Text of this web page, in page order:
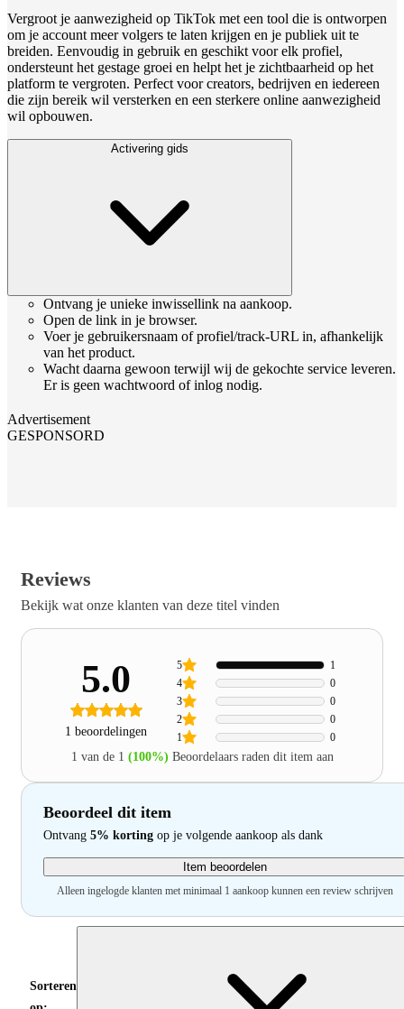
Vergroot je aanwezigheid op TikTok met een tool die is ontworpen
om je account meer volgers te laten krijgen en je publiek uit te
breiden. Eenvoudig in gebruik en geschikt voor elk profiel,
ondersteunt het gestage groei en helpt het je zichtbaarheid op het
platform te vergroten. Perfect voor creators, bedrijven en iedereen
die zijn bereik wil versterken en een sterkere online aanwezigheid
wil opbouwen.
Activering gids
Ontvang je unieke inwissellink na aankoop.
Open de link in je browser.
Voer je gebruikersnaam of profiel/track-URL in, afhankelijk
van het product.
Wacht daarna gewoon terwijl wij de gekochte service leveren.
Er is geen wachtwoord of inlog nodig.
Advertisement
GESPONSORD
Reviews
Bekijk wat onze klanten van deze titel vinden
5.0
1 beoordelingen 1 0
2 0
3 0
4 0
5 1
1 van de 1 (100%) Beoordelaars raden dit item aan
Beoordeel dit item
Ontvang 5% korting op je volgende aankoop als dank
Item beoordelen
Alleen ingelogde klanten met minimaal 1 aankoop kunnen een review schrijven
Sorteren